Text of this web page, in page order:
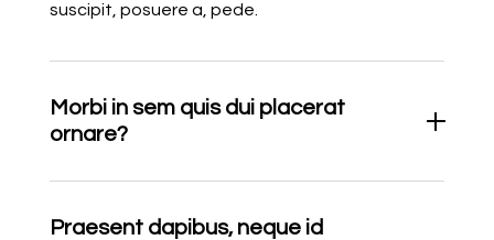
suscipit, posuere a, pede.
Morbi in sem quis dui placerat
ornare?
Praesent dapibus, neque id